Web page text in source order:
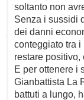
soltanto non
Senza i sussidi
dei danni
conteggiato tra
restare positivo,
E per ottenere i
Gianbattista La
battuti a lungo,